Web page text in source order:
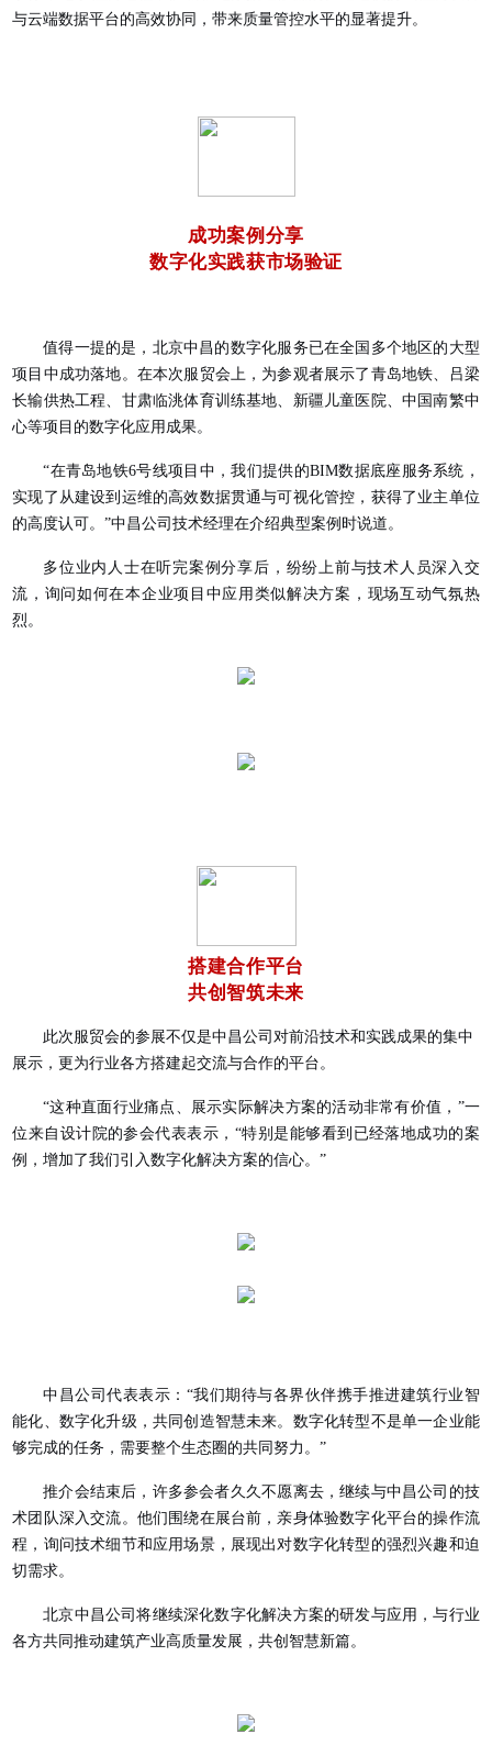
与云端数据平台的高效协同，带来质量管控水平的显著提升。
成功案例分享
数字化实践获市场验证
值得一提的是，北京中昌的数字化服务已在全国多个地区的大型
项目中成功落地。在本次服贸会上，为参观者展示了青岛地铁、吕梁
长输供热工程、甘肃临洮体育训练基地、新疆儿童医院、中国南繁中
心等项目的数字化应用成果。
“在青岛地铁6号线项目中，我们提供的BIM数据底座服务系统，
实现了从建设到运维的高效数据贯通与可视化管控，获得了业主单位
的高度认可。”中昌公司技术经理在介绍典型案例时说道。
多位业内人士在听完案例分享后，纷纷上前与技术人员深入交
流，询问如何在本企业项目中应用类似解决方案，现场互动气氛热
烈。
搭建合作平台
共创智筑未来
此次服贸会的参展不仅是中昌公司对前沿技术和实践成果的集中
展示，更为行业各方搭建起交流与合作的平台。
“这种直面行业痛点、展示实际解决方案的活动非常有价值，”一
位来自设计院的参会代表表示，“特别是能够看到已经落地成功的案
例，增加了我们引入数字化解决方案的信心。”
中昌公司代表表示：“我们期待与各界伙伴携手推进建筑行业智
能化、数字化升级，共同创造智慧未来。数字化转型不是单一企业能
够完成的任务，需要整个生态圈的共同努力。”
推介会结束后，许多参会者久久不愿离去，继续与中昌公司的技
术团队深入交流。他们围绕在展台前，亲身体验数字化平台的操作流
程，询问技术细节和应用场景，展现出对数字化转型的强烈兴趣和迫
切需求。
北京中昌公司将继续深化数字化解决方案的研发与应用，与行业
各方共同推动建筑产业高质量发展，共创智慧新篇。